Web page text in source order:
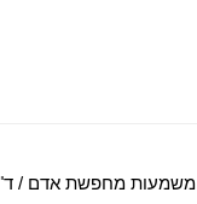
משמעות מחפשת אדם / ד"ר